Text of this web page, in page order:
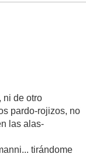
ni de otro
pardo-rojizos, no
las alas-
tirándome